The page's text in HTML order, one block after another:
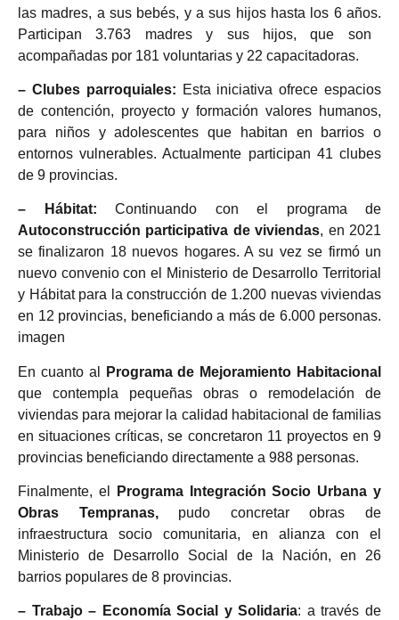
las madres, a sus bebés, y a sus hijos hasta los 6 años.
Participan 3.763 madres y sus hijos, que son
acompañadas por 181 voluntarias y 22 capacitadoras.
– Clubes parroquiales: Esta iniciativa ofrece espacios
de contención, proyecto y formación valores humanos,
para niños y adolescentes que habitan en barrios o
entornos vulnerables. Actualmente participan 41 clubes
de 9 provincias.
– Hábitat: Continuando con el programa de
Autoconstrucción participativa de viviendas, en 2021
se finalizaron 18 nuevos hogares. A su vez se firmó un
nuevo convenio con el Ministerio de Desarrollo Territorial
y Hábitat para la construcción de 1.200 nuevas viviendas
en 12 provincias, beneficiando a más de 6.000 personas.
imagen
En cuanto al
Programa de Mejoramiento Habitacional
que contempla pequeñas obras o remodelación de
viviendas para mejorar la calidad habitacional de familias
en situaciones críticas, se concretaron 11 proyectos en 9
provincias beneficiando directamente a 988 personas.
Finalmente, el
Programa Integración Socio Urbana y
Obras Tempranas, pudo concretar obras de
infraestructura socio comunitaria, en alianza con el
Ministerio de Desarrollo Social de la Nación, en 26
barrios populares de 8 provincias.
– Trabajo – Economía Social y Solidaria: a través de